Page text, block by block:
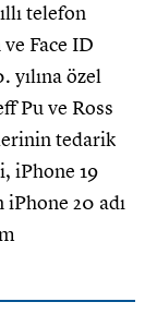
telefon
ve Face ID
özel
Pu ve Ross
tedarik
iPhone 19
20 adı